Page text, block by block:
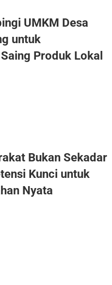
UMKM Desa
untuk
Produk Lokal
Bukan Sekadar
Kunci untuk
Nyata